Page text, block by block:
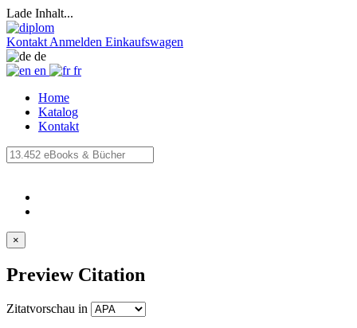
Lade Inhalt...
Kontakt Anmelden Einkaufswagen
de
en
fr
Home
Katalog
Kontakt
×
Preview Citation
Zitatvorschau in